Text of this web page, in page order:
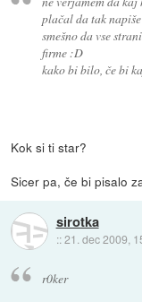
plačal da tak
smešno da vse
firme :D
kako bi bilo, če bi
Kok si ti star?
Sicer pa, če bi pisalo
sirotka
::21. dec 2009,
r0ker